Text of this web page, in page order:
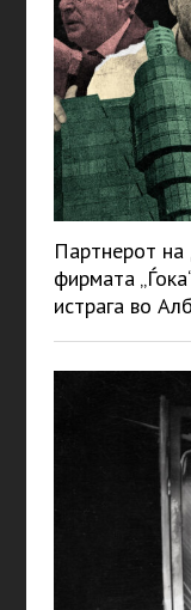
Партнерот на
фирмата
истрага во